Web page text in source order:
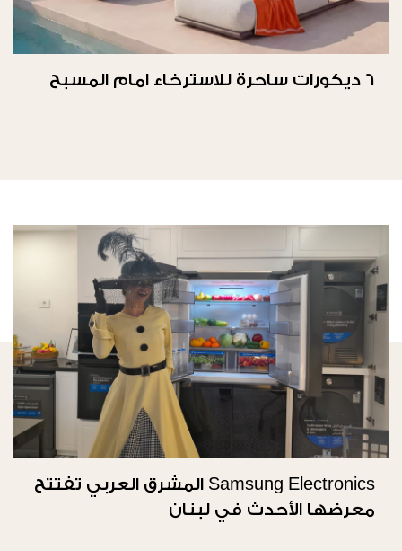
6 ديكورات ساحرة للاسترخاء امام المسبح
Samsung Electronics المشرق العربي تفتتح
معرضها الأحدث في لبنان